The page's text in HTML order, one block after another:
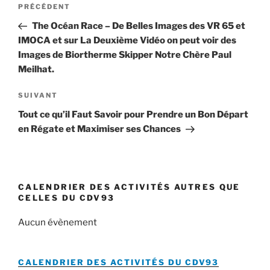
l’article
Article
précédent
PRÉCÉDENT
The Océan Race – De Belles Images des VR 65 et
IMOCA et sur La Deuxième Vidéo on peut voir des
Images de Biortherme Skipper Notre Chère Paul
Meilhat.
Article
suivant
SUIVANT
Tout ce qu’il Faut Savoir pour Prendre un Bon Départ
en Régate et Maximiser ses Chances
CALENDRIER DES ACTIVITÉS AUTRES QUE
CELLES DU CDV93
Aucun évènement
CALENDRIER DES ACTIVITÉS DU CDV93